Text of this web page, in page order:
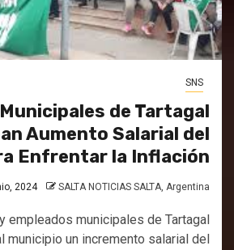
SNS
de Tartagal
Aumento Salarial del
Enfrentar la Inflación
2024 SALTA NOTICIAS SALTA, Argentina
empleados municipales de Tartagal
municipio un incremento salarial del